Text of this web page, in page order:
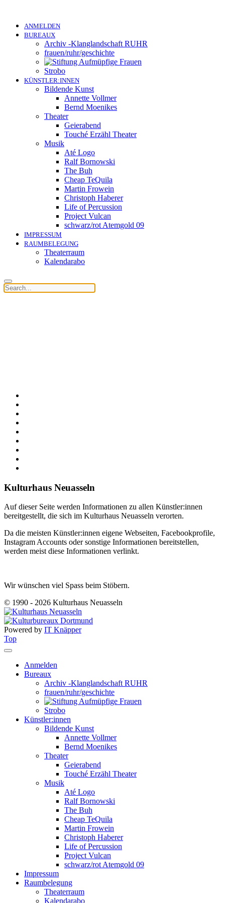
ANMELDEN
BUREAUX
Archiv -Klanglandschaft RUHR
frauen/ruhr/geschichte
Strobo
KÜNSTLER:INNEN
Bildende Kunst
Annette Vollmer
Bernd Moenikes
Theater
Geierabend
Touché Erzähl Theater
Musik
Até Logo
Ralf Bornowski
The Buh
Cheap TeQuila
Martin Frowein
Christoph Haberer
Life of Percussion
Project Vulcan
schwarz/rot Atemgold 09
IMPRESSUM
RAUMBELEGUNG
Theaterraum
Kalendarabo
Kulturhaus Neuasseln
Auf dieser Seite werden Informationen zu allen Künstler:innen
bereitgestellt, die sich im Kulturhaus Neuasseln verorten.
Da die meisten Künstler:innen eigene Webseiten, Facebookprofile,
Instagram Accounts oder sonstige Informationen bereitstellen,
werden meist diese Informationen verlinkt.
Wir wünschen viel Spass beim Stöbern.
© 1990 - 2026 Kulturhaus Neuasseln
Powered by IT Knäpper
Top
Anmelden
Bureaux
Archiv -Klanglandschaft RUHR
frauen/ruhr/geschichte
Strobo
Künstler:innen
Bildende Kunst
Annette Vollmer
Bernd Moenikes
Theater
Geierabend
Touché Erzähl Theater
Musik
Até Logo
Ralf Bornowski
The Buh
Cheap TeQuila
Martin Frowein
Christoph Haberer
Life of Percussion
Project Vulcan
schwarz/rot Atemgold 09
Impressum
Raumbelegung
Theaterraum
Kalendarabo